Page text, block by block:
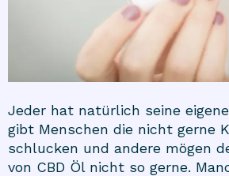
Jeder hat natürlich seine
gibt Menschen die nicht gerne
schlucken und andere mögen
von CBD Öl nicht so gerne.